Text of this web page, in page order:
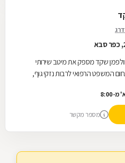
שקד מספק את מיטב שירותי
המשפט הרפואי לרבות נזקי גוף,
8:00
מספר מקשר